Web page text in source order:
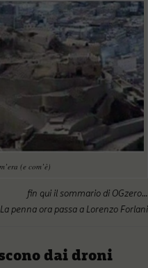
(e com’è)
fin qui il sommario di OGzero…
La penna ora passa a Lorenzo Forlani
dai droni